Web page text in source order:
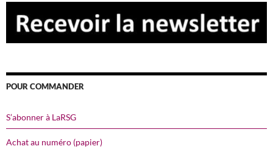
POUR COMMANDER
S’abonner à LaRSG
Achat au numéro (papier)